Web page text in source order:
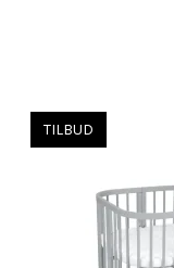
TILBUD